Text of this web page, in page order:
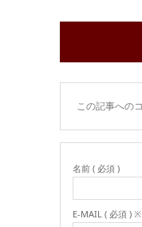
この記事への
名前 ( 必須 )
E-MAIL ( 必須 )